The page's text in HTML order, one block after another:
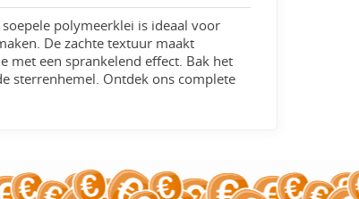
polymeerklei is ideaal voor
De zachte textuur maakt
met een sprankelend effect. Bak het
sterrenhemel. Ontdek ons complete